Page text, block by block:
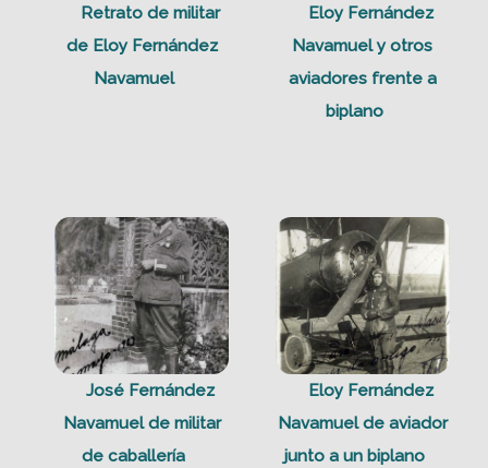
Retrato de militar
de Eloy Fernández
Navamuel
Eloy Fernández
Navamuel y otros
aviadores frente a
biplano
José Fernández
Navamuel de militar
de caballería
Eloy Fernández
Navamuel de aviador
junto a un biplano